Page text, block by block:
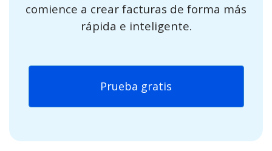
comience a crear facturas de forma más
rápida e inteligente.
Prueba gratis